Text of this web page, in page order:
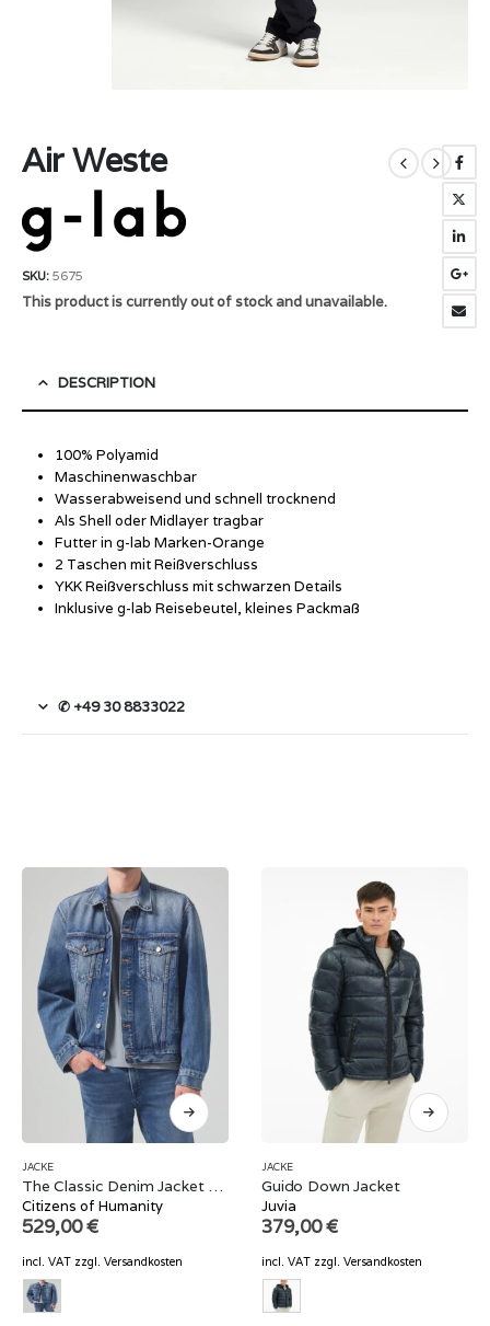
Air Weste
SKU: 5675
This product is currently out of stock and unavailable.
DESCRIPTION
100% Polyamid
Maschinenwaschbar
Wasserabweisend und schnell trocknend
Als Shell oder Midlayer tragbar
Futter in g-lab Marken-Orange
2 Taschen mit Reißverschluss
YKK Reißverschluss mit schwarzen Details
Inklusive g-lab Reisebeutel, kleines Packmaß
✆ +49 30 8833022
JACKE
The Classic Denim Jacket Wilkes
Citizens of Humanity
529,00€
incl. VAT zzgl. Versandkosten
JACKE
Guido Down Jacket
Juvia
379,00€
incl. VAT zzgl. Versandkosten